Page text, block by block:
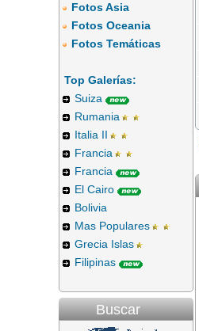
Fotos Asia
Fotos Oceania
Fotos Temáticas
Top Galerías:
Suiza
Rumania
Italia II
Francia
Francia
El Cairo
Bolivia
Mas Populares
Grecia Islas
Filipinas
Buscar